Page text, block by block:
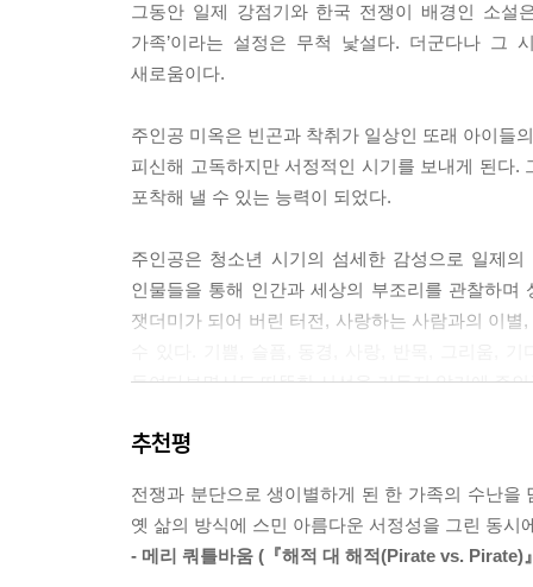
그동안 일제 강점기와 한국 전쟁이 배경인 소설
가족’이라는 설정은 무척 낯설다. 더군다나 그
새로움이다.
주인공 미옥은 빈곤과 착취가 일상인 또래 아이들
피신해 고독하지만 서정적인 시기를 보내게 된다
포착해 낼 수 있는 능력이 되었다.
주인공은 청소년 시기의 섬세한 감성으로 일제
인물들을 통해 인간과 세상의 부조리를 관찰하
잿더미가 되어 버린 터전, 사랑하는 사람과의 이
들여다보면서도 따뜻한 시선을 거두지 않기에 주
지금도 세계에는 전쟁과 내란으로 고통받는 수없
이런 독자에게 추천한다
추천평
전쟁과 분단으로 생이별하게 된 한 가족의 수난
옛 삶의 방식에 스민 아름다운 서정성을 그린 동시
- 메리 쿼틀바움 (『해적 대 해적(Pirate vs. Pirate)